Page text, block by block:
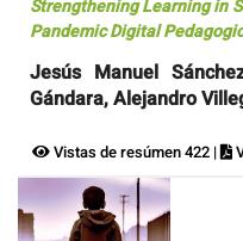
Strengthening Learning in
Pandemic Digital
Jesús Manuel
Gándara, Alejandro
Vistas de resúmen 422 |